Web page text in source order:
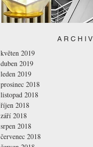
A R C H I V
květen 2019
duben 2019
leden 2019
prosinec 2018
listopad 2018
říjen 2018
září 2018
srpen 2018
červenec 2018